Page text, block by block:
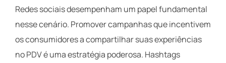
Redes sociais desempenham um papel fundamental
nesse cenário. Promover campanhas que incentivem
os consumidores a compartilhar suas experiências
no PDV é uma estratégia poderosa. Hashtags